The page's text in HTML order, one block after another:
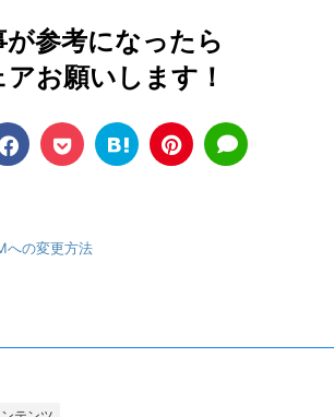
が参考になったら
アお願いします！
への変更方法